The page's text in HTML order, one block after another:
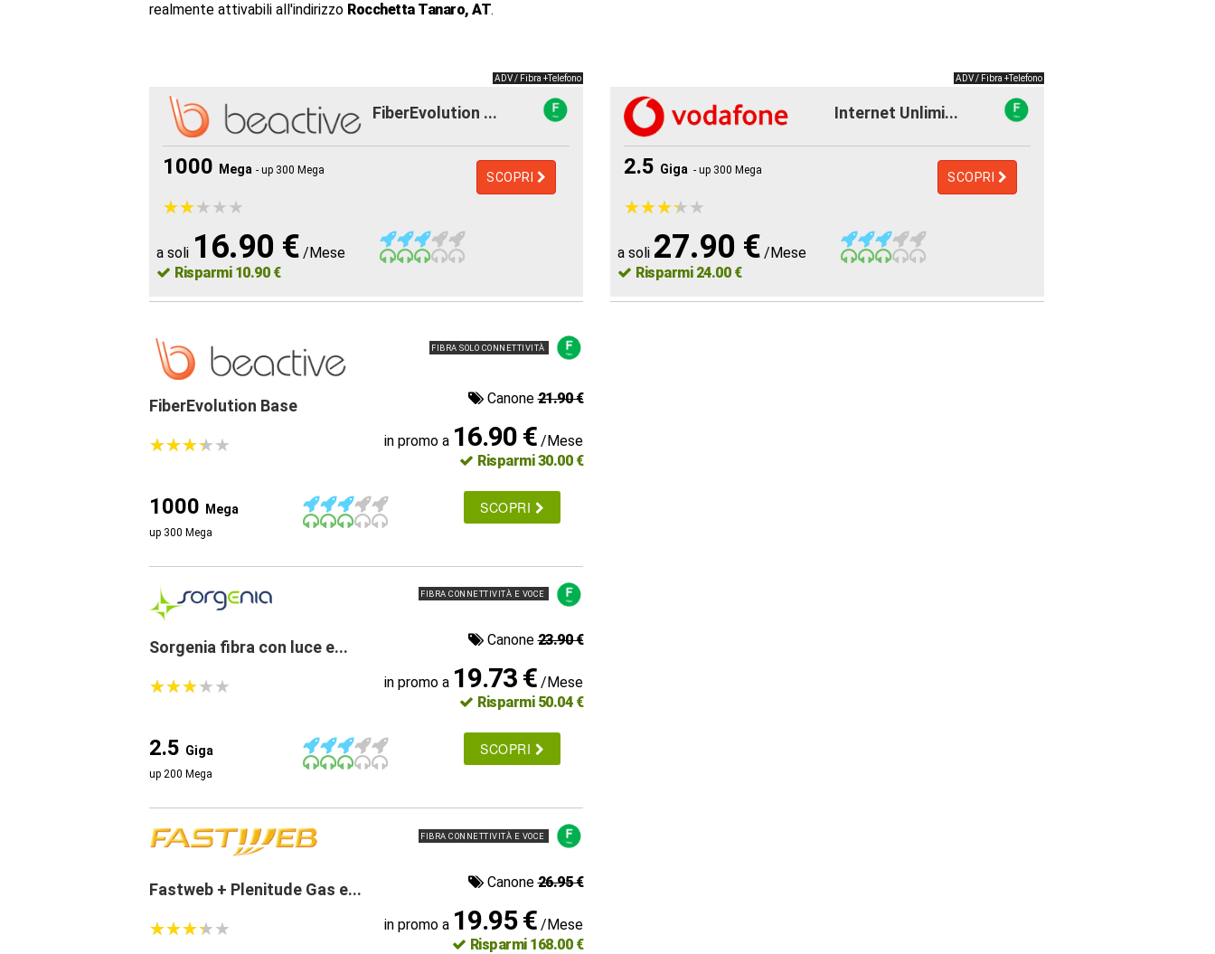
realmente attivabili all'indirizzo Rocchetta Tanaro, AT.
ADV / Fibra +Telefono
FiberEvolution ...
1000 Mega - up 300 Mega SCOPRI
★★★★★
★★★★★
a soli 16.90 € /Mese
Risparmi 10.90 €
ADV / Fibra +Telefono
Internet Unlimi...
2.5 Giga - up 300 Mega SCOPRI
★★★★★
★★★★★
a soli 27.90 € /Mese
Risparmi 24.00 €
FIBRA SOLO CONNETTIVITÀ
FiberEvolution Base Canone21.90 €
★★★★★
★★★★★ in promo a 16.90 € /Mese
Risparmi 30.00 €
1000 Mega
up 300 Mega
SCOPRI
FIBRA CONNETTIVITÀ E VOCE
Sorgenia fibra con luce e... Canone23.90 €
★★★★★
★★★★★ in promo a 19.73 € /Mese
Risparmi 50.04 €
2.5 Giga
up 200 Mega
SCOPRI
FIBRA CONNETTIVITÀ E VOCE
Fastweb + Plenitude Gas e... Canone26.95 €
★★★★★
★★★★★ in promo a 19.95 € /Mese
Risparmi 168.00 €